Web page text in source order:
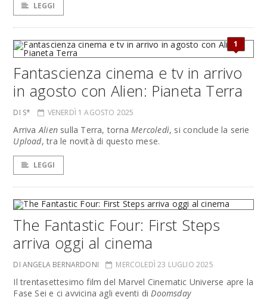
LEGGI
1
Fantascienza cinema e tv in arrivo
in agosto con Alien: Pianeta Terra
DI S* VENERDÌ 1 AGOSTO 2025
ArrivaAliensulla Terra, tornaMercoledì, si conclude la serie
Upload, tra le novità di questo mese.
LEGGI
The Fantastic Four: First Steps
arriva oggi al cinema
DI ANGELA BERNARDONI MERCOLEDÌ 23 LUGLIO 2025
Il trentasettesimo film del Marvel Cinematic Universe apre la
Fase Sei e ci avvicina agli eventi diDoomsday